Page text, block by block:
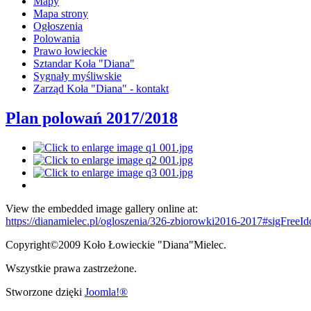
Mapa strony
Ogłoszenia
Polowania
Prawo łowieckie
Sztandar Koła "Diana"
Sygnały myśliwskie
Zarząd Koła "Diana" - kontakt
Plan polowań 2017/2018
View the embedded image gallery online at:
https://dianamielec.pl/ogloszenia/326-zbiorowki2016-
Copyright©2009 Koło Łowieckie "Diana"Mielec.
Wszystkie prawa zastrzeżone.
Stworzone dzięki Joomla!®